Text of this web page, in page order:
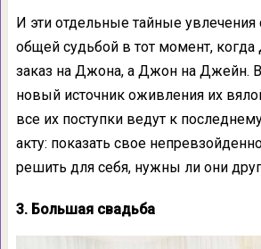
И эти отдельные тайные увлечения
общей судьбой в тот момент,
заказ на Джона, а Джон на Джейн. В
новый источник оживления их
все их поступки ведут к
акту: показать свое
решить для себя, нужны ли они друг
3. Большая свадьба